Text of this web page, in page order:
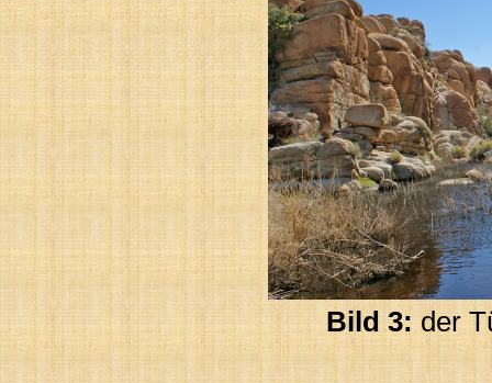
Bild 3: der